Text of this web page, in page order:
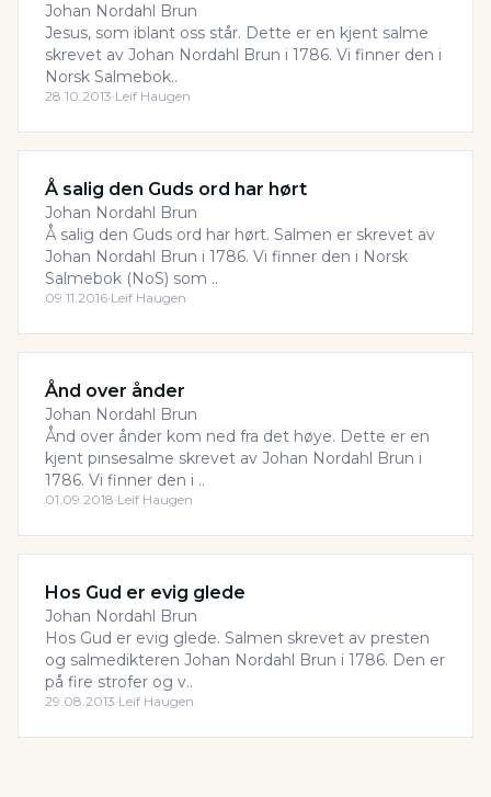
Johan Nordahl Brun
Jesus, som iblant oss står. Dette er en kjent salme
skrevet av Johan Nordahl Brun i 1786. Vi finner den i
Norsk Salmebok..
28.10.2013·Leif Haugen
Å salig den Guds ord har hørt
Johan Nordahl Brun
Å salig den Guds ord har hørt. Salmen er skrevet av
Johan Nordahl Brun i 1786. Vi finner den i Norsk
Salmebok (NoS) som ..
09.11.2016·Leif Haugen
Ånd over ånder
Johan Nordahl Brun
Ånd over ånder kom ned fra det høye. Dette er en
kjent pinsesalme skrevet av Johan Nordahl Brun i
1786. Vi finner den i ..
01.09.2018·Leif Haugen
Hos Gud er evig glede
Johan Nordahl Brun
Hos Gud er evig glede. Salmen skrevet av presten
og salmedikteren Johan Nordahl Brun i 1786. Den er
på fire strofer og v..
29.08.2013·Leif Haugen